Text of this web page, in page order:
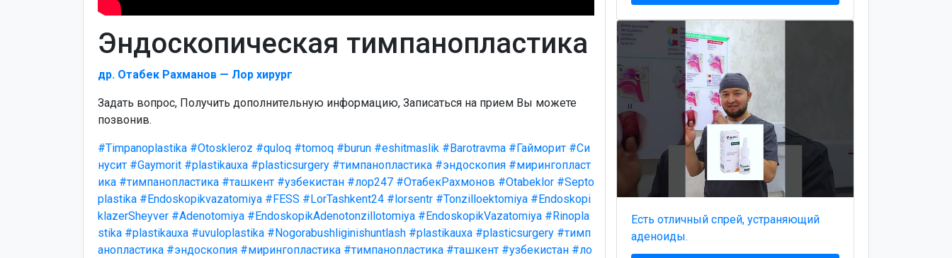
Эндоскопическая тимпанопластика
др. Отабек Рахманов — Лор хирург
Задать вопрос, Получить дополнительную информацию, Записаться на прием Вы можете
позвонив.
#Timpanoplastika #Otoskleroz #quloq #tomoq #burun #eshitmaslik #Barotravma #Гайморит #Си
нусит #Gaymorit #plastikauxa #plasticsurgery #тимпанопластика #эндоскопия #мирингопласт
ика #тимпанопластика #ташкент #узбекистан #лор247 #ОтабекРахмонов #Otabeklor #Septo
plastika #Endoskopikvazatomiya #FESS #LorTashkent24 #lorsentr #Tonzilloektomiya #Endoskopi
klazerSheyver #Adenotomiya #EndoskopikAdenotonzillotomiya #EndoskopikVazatomiya #Rinopla
stika #plastikauxa #uvuloplastika #Nogorabushliginishuntlash #plastikauxa #plasticsurgery #тимп
анопластика #эндоскопия #мирингопластика #тимпанопластика #ташкент #узбекистан #ло
Есть отличный спрей, устраняющий
аденоиды.